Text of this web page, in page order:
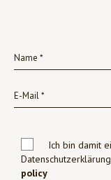
Ich bin damit
policy